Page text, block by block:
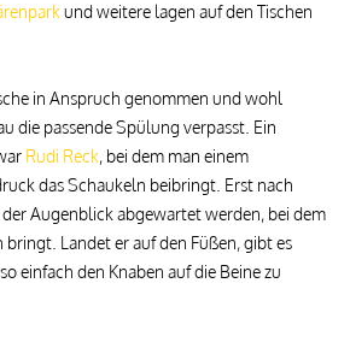
und weitere lagen auf den Tischen
in Anspruch genommen und wohl
die passende Spülung verpasst. Ein
Rudi Reck, bei dem man einem
das Schaukeln beibringt. Erst nach
Augenblick abgewartet werden, bei dem
bringt. Landet er auf den Füßen, gibt es
einfach den Knaben auf die Beine zu